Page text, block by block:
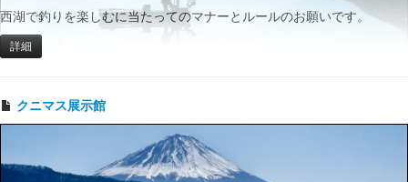
西湖で釣りを楽しむに当たってのマナーとルールのお願いです。
詳細
クニマス展示館